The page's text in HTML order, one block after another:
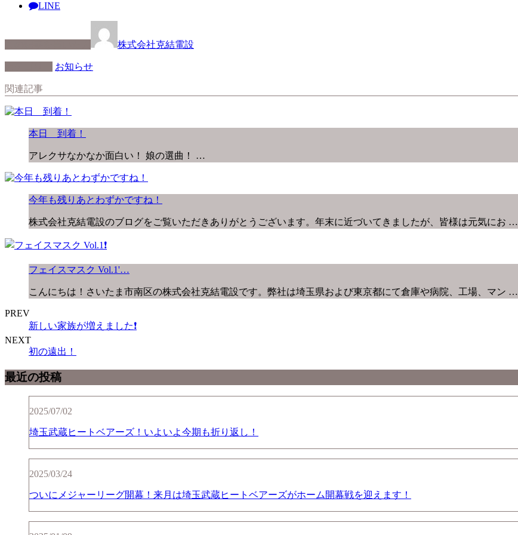
LINE
株式会社克結電設
お知らせ
関連記事
本日 到着！
アレクサなかなか面白い！ 娘の選曲！ …
今年も残りあとわずかですね！
株式会社克結電設のブログをご覧いただきありがとうございます。年末に近づいてきましたが、皆様は元気にお …
フェイスマスク Vol.1'…
こんにちは！さいたま市南区の株式会社克結電設です。弊社は埼玉県および東京都にて倉庫や病院、工場、マン …
PREV
新しい家族が増えました❗️
NEXT
初の遠出！
最近の投稿
2025/07/02
埼玉武蔵ヒートベアーズ！いよいよ今期も折り返し！
2025/03/24
ついにメジャーリーグ開幕！来月は埼玉武蔵ヒートベアーズがホーム開幕戦を迎えます！